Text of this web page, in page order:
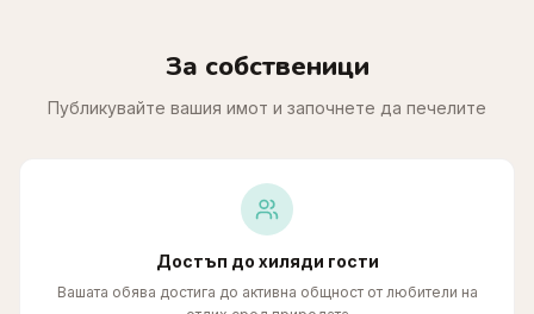
За собственици
Публикувайте вашия имот и започнете да печелите
Достъп до хиляди гости
Вашата обява достига до активна общност от любители на